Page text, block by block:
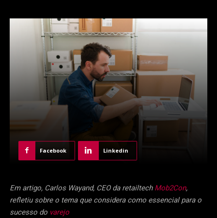
Facebook Linkedin
Em artigo, Carlos Wayand, CEO da retailtechMob2Con,
refletiu sobre o tema que considera como essencial para o
sucesso do varejo